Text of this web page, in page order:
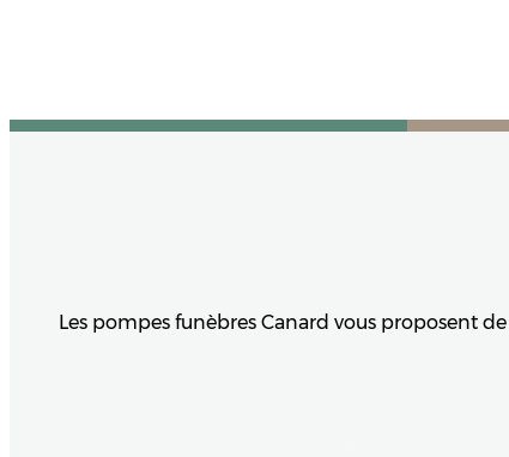
Les pompes funèbres Canard vous proposent